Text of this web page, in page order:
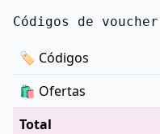
Códigos de
🏷 Códigos
🛍️ Ofertas
Total